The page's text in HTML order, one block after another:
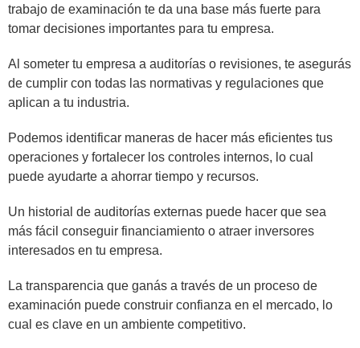
trabajo de examinación te da una base más fuerte para
tomar decisiones importantes para tu empresa.
Al someter tu empresa a auditorías o revisiones, te asegurás
de cumplir con todas las normativas y regulaciones que
aplican a tu industria.
Podemos identificar maneras de hacer más eficientes tus
operaciones y fortalecer los controles internos, lo cual
puede ayudarte a ahorrar tiempo y recursos.
Un historial de auditorías externas puede hacer que sea
más fácil conseguir financiamiento o atraer inversores
interesados en tu empresa.
La transparencia que ganás a través de un proceso de
examinación puede construir confianza en el mercado, lo
cual es clave en un ambiente competitivo.